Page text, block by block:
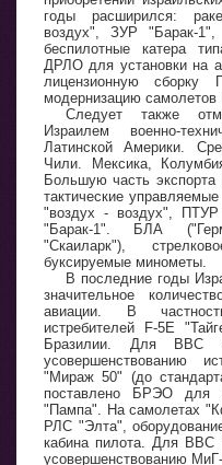
годы расширился:
воздух", ЗУР "Барак-
беспилотные катера
ДРЛО для установки на
лицензионную
модернизацию
Следует также
Израилем военно-
Латинской Америки.
Чили. Мексика,
Большую часть
тактические
"воздух - воздух",
"Барак-1". БЛА
"Скаиларк"),
буксируемые минометы.
В последние годы
значительное
авиации. В
истребителей F-5E
Бразилии. Для ВВС
усовершенствованию
"Мираж 50" (до
поставлено БРЭО для
"Пампа". На самолетах
РЛС "Элта",
кабина пилота. Для ВВС
усовершенствованию